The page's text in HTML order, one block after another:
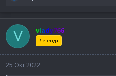
к
ц
и
и
V vlady766
Легенда
25 Окт 2022